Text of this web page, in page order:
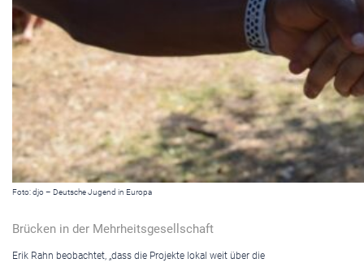
Foto: djo – Deutsche Jugend in Europa
Brücken in der Mehrheitsgesellschaft
Erik Rahn beobachtet, „dass die Projekte lokal weit über die